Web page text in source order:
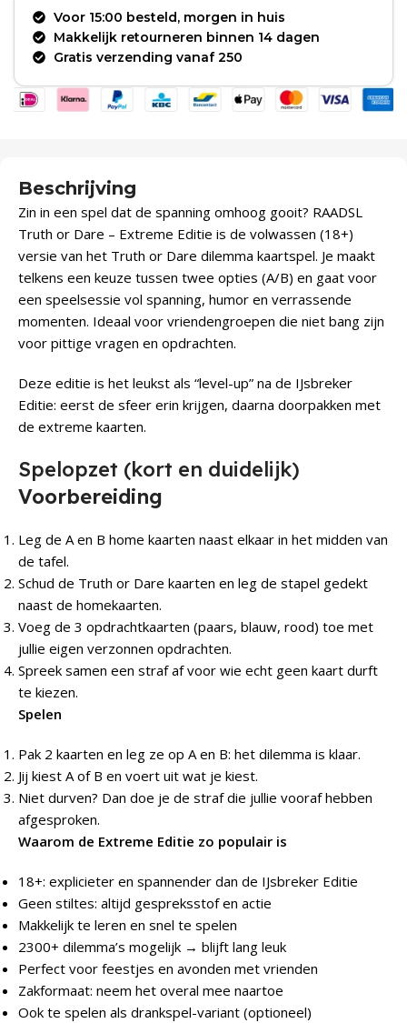
Voor 15:00 besteld, morgen in huis
Makkelijk retourneren binnen 14 dagen
Gratis verzending vanaf 250
Beschrijving
Zin in een spel dat de spanning omhoog gooit? RAADSL
Truth or Dare – Extreme Editie is de volwassen (18+)
versie van het Truth or Dare dilemma kaartspel. Je maakt
telkens een keuze tussen twee opties (A/B) en gaat voor
een speelsessie vol spanning, humor en verrassende
momenten. Ideaal voor vriendengroepen die niet bang zijn
voor pittige vragen en opdrachten.
Deze editie is het leukst als “level-up” na de IJsbreker
Editie: eerst de sfeer erin krijgen, daarna doorpakken met
de extreme kaarten.
Spelopzet (kort en duidelijk)
Voorbereiding
Leg de A en B home kaarten naast elkaar in het midden van
de tafel.
Schud de Truth or Dare kaarten en leg de stapel gedekt
naast de homekaarten.
Voeg de 3 opdrachtkaarten (paars, blauw, rood) toe met
jullie eigen verzonnen opdrachten.
Spreek samen een straf af voor wie echt geen kaart durft
te kiezen.
Spelen
Pak 2 kaarten en leg ze op A en B: het dilemma is klaar.
Jij kiest A of B en voert uit wat je kiest.
Niet durven? Dan doe je de straf die jullie vooraf hebben
afgesproken.
Waarom de Extreme Editie zo populair is
18+: explicieter en spannender dan de IJsbreker Editie
Geen stiltes: altijd gespreksstof en actie
Makkelijk te leren en snel te spelen
2300+ dilemma’s mogelijk → blijft lang leuk
Perfect voor feestjes en avonden met vrienden
Zakformaat: neem het overal mee naartoe
Ook te spelen als drankspel-variant (optioneel)